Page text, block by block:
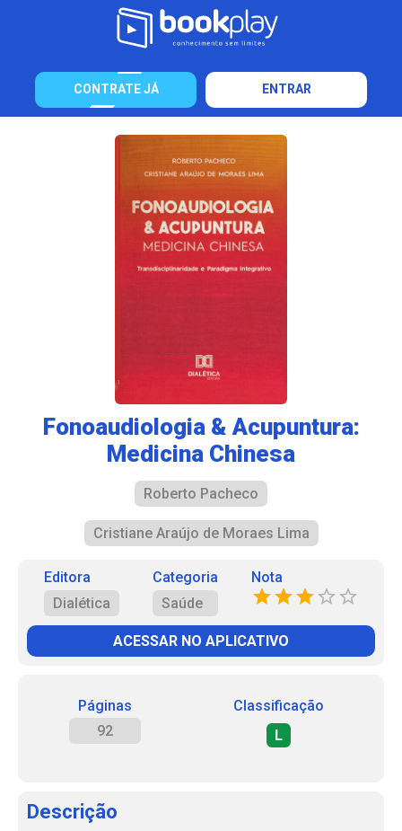
CONTRATE JÁ ENTRAR
Fonoaudiologia & Acupuntura:
Medicina Chinesa
Roberto Pacheco
Cristiane Araújo de Moraes Lima
Editora
Dialética
Categoria
Saúde
Nota
ACESSAR NO APLICATIVO
Páginas
92
Classificação
L
Descrição